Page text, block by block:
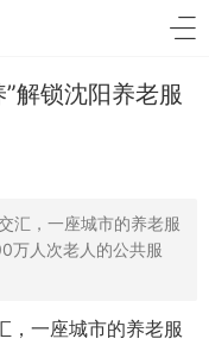
解锁沈阳养老服
汇，一座城市的养老服
万人次老人的公共服
，一座城市的养老服